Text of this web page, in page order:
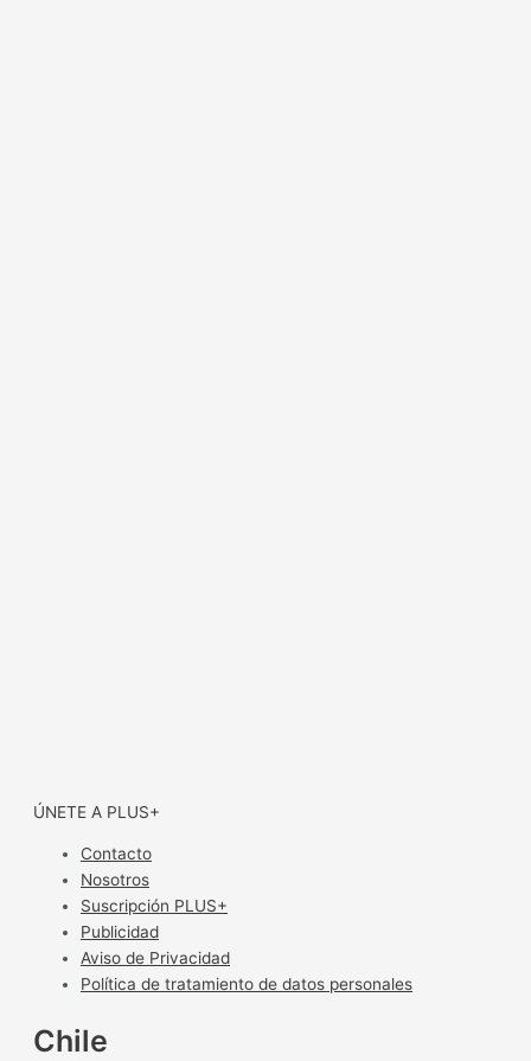
ÚNETE A PLUS+
Contacto
Nosotros
Suscripción PLUS+
Publicidad
Aviso de Privacidad
Política de tratamiento de datos personales
Chile